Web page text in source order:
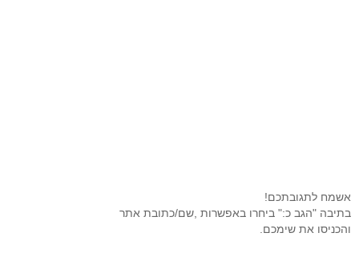
אשמח לתגובתכם!
בתיבה "הגב כ:" ביחרו באפשרות ,שם/כתובת אתר
והכניסו את שימכם.